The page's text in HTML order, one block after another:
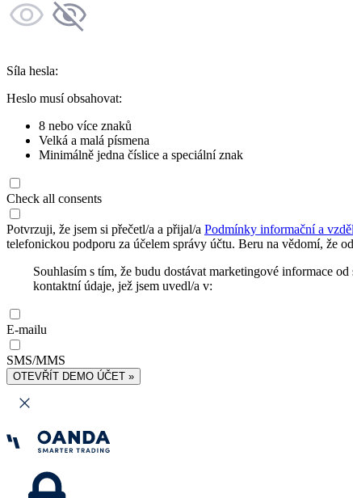
Síla hesla:
Heslo musí obsahovat:
8 nebo více znaků
Velká a malá písmena
Minimálně jedna číslice a speciální znak
Check all consents
Potvrzuji, že jsem si přečetl/a a přijal/a Podmínky informační a
telefonickou podporu za účelem správy účtu. Beru na vědomí, že
Souhlasím s tím, že budu dostávat marketingové informace
kontaktní údaje, jež jsem uvedl/a v:
E-mailu
SMS/MMS
OTEVŘÍT DEMO ÚČET »